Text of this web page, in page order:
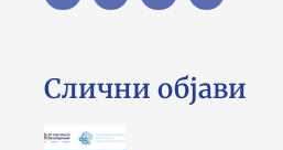
Слични објави